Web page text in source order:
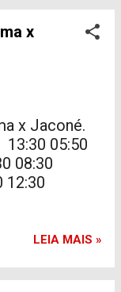
x
x Jaconé.
05:50
08:30
12:30
LEIA MAIS »